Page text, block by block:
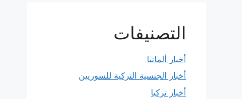
التصنيفات
أخبار ألمانيا
أخبار الجنسية التركية للسوريين
أخبار تركيا